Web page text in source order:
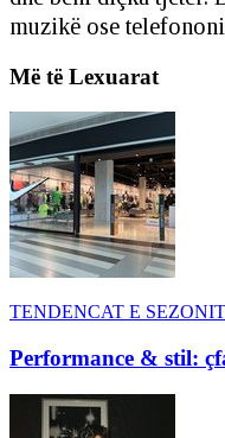
muzikë ose
Më të Lexuarat
TENDENCAT E SEZONIT
Performance & stil: